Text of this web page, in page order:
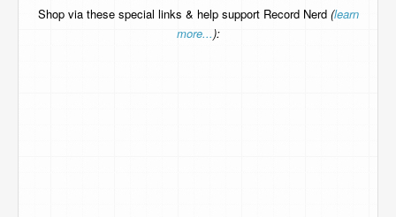
Shop via these special links & help support Record Nerd (learn
more...):